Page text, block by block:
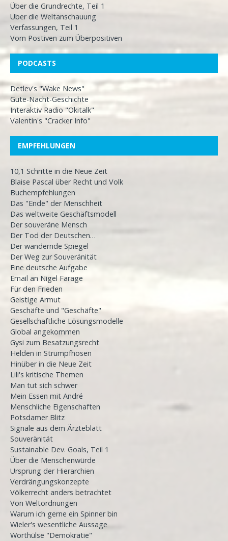
Über die Grundrechte, Teil 1
Über die Weltanschauung
Verfassungen, Teil 1
Vom Postiven zum Überpositiven
PODCASTS
Detlev's "Wake News"
Gute-Nacht-Geschichte
Interaktiv Radio "Okitalk"
Valentin's "Cracker Info"
EMPFEHLUNGEN
10,1 Schritte in die Neue Zeit
Blaise Pascal über Recht und Volk
Buchempfehlungen
Das "Ende" der Menschheit
Das weltweite Geschäftsmodell
Der souveräne Mensch
Der Tod der Deutschen…
Der wandernde Spiegel
Der Weg zur Souveränität
Eine deutsche Aufgabe
Email an Nigel Farage
Für den Frieden
Geistige Armut
Geschäfte und "Geschäfte"
Gesellschaftliche Lösungsmodelle
Global angekommen
Gysi zum Besatzungsrecht
Helden in Strumpfhosen
Hinüber in die Neue Zeit
Lili's kritische Themen
Man tut sich schwer
Mein Essen mit André
Menschliche Eigenschaften
Potsdamer Blitz
Signale aus dem Ärzteblatt
Souveränität
Sustainable Dev. Goals, Teil 1
Über die Menschenwürde
Ursprung der Hierarchien
Verdrängungskonzepte
Völkerrecht anders betrachtet
Von Weltordnungen
Warum ich gerne ein Spinner bin
Wieler's wesentliche Aussage
Worthülse "Demokratie"